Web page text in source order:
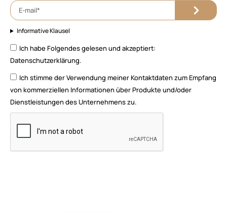
Informative Klausel
Ich habe Folgendes gelesen und akzeptiert:
Datenschutzerklärung.
Ich stimme der Verwendung meiner Kontaktdaten zum Empfang
von kommerziellen Informationen über Produkte und/oder
Dienstleistungen des Unternehmens zu.